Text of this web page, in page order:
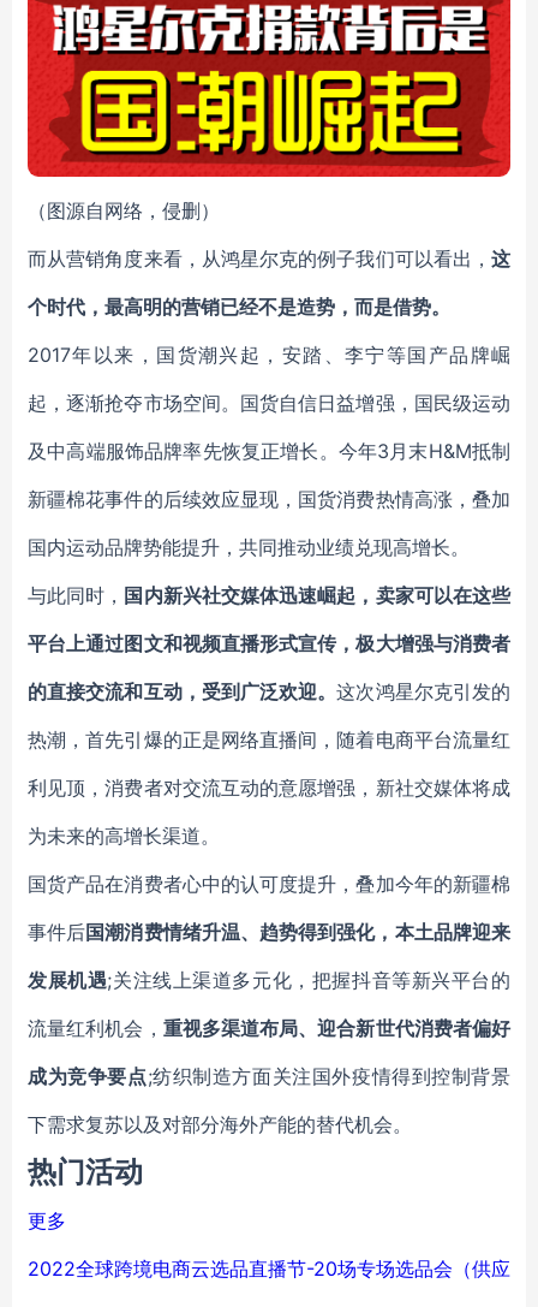
（图源自网络，侵删）
而从营销角度来看，从鸿星尔克的例子我们可以看出， 这
个时代，最高明的营销已经不是造势，而是借势。
2017年以来，国货潮兴起，安踏、李宁等国产品牌崛
起，逐渐抢夺市场空间。国货自信日益增强，国民级运动
及中高端服饰品牌率先恢复正增长。今年3月末H&M抵制
新疆棉花事件的后续效应显现，国货消费热情高涨，叠加
国内运动品牌势能提升，共同推动业绩兑现高增长。
与此同时， 国内新兴社交媒体迅速崛起，卖家可以在这些
平台上通过图文和视频直播形式宣传，极大增强与消费者
的直接交流和互动，受到广泛欢迎。这次鸿星尔克引发的
热潮，首先引爆的正是网络直播间，随着电商平台流量红
利见顶，消费者对交流互动的意愿增强，新社交媒体将成
为未来的高增长渠道。
国货产品在消费者心中的认可度提升，叠加今年的新疆棉
事件后国潮消费情绪升温、趋势得到强化，本土品牌迎来
发展机遇;关注线上渠道多元化，把握抖音等新兴平台的
流量红利机会， 重视多渠道布局、迎合新世代消费者偏好
成为竞争要点;纺织制造方面关注国外疫情得到控制背景
下需求复苏以及对部分海外产能的替代机会。
热门活动
更多
2022全球跨境电商云选品直播节-20场专场选品会（供应